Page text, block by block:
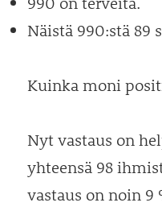
Näistä 990:stä 89
Kuinka moni
Nyt vastaus on
yhteensä 98
vastaus on noin 9